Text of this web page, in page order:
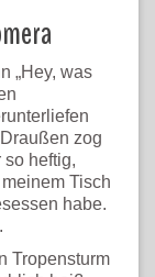
„Hey, was
zog
heftig,
Tisch
habe.
Tropensturm